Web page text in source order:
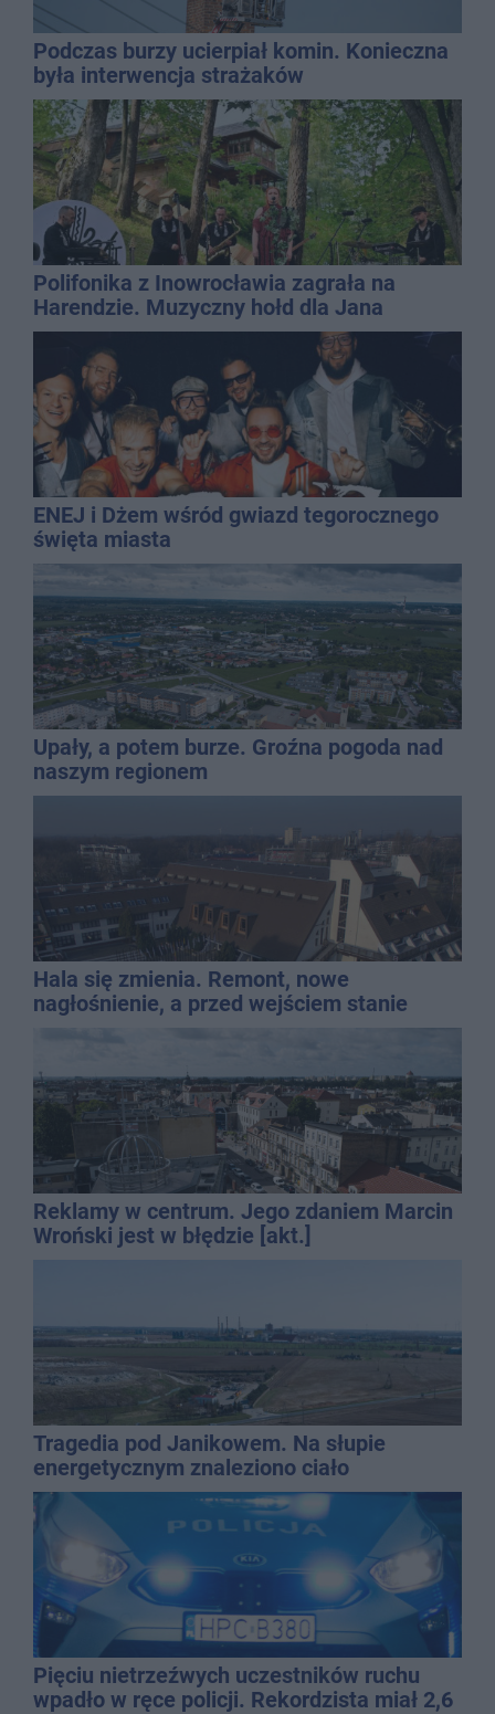
Podczas burzy ucierpiał komin. Konieczna
była interwencja strażaków
Polifonika z Inowrocławia zagrała na
Harendzie. Muzyczny hołd dla Jana
Kasprowicza
ENEJ i Dżem wśród gwiazd tegorocznego
święta miasta
Upały, a potem burze. Groźna pogoda nad
naszym regionem
Hala się zmienia. Remont, nowe
nagłośnienie, a przed wejściem stanie
Reklamy w centrum. Jego zdaniem Marcin
Wroński jest w błędzie [akt.]
Tragedia pod Janikowem. Na słupie
energetycznym znaleziono ciało
mężczyzny
Pięciu nietrzeźwych uczestników ruchu
wpadło w ręce policji. Rekordzista miał 2,6